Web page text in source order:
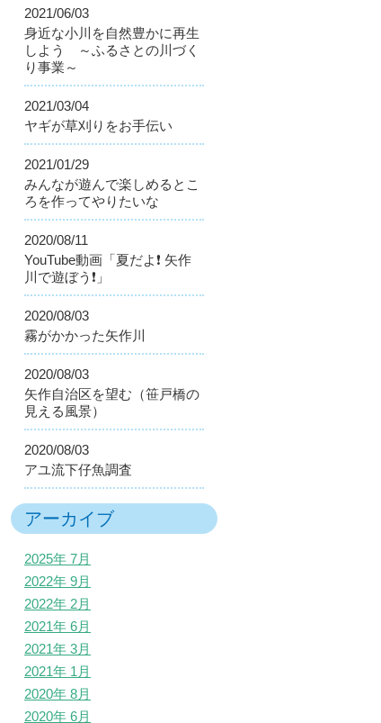
2021/06/03
身近な小川を自然豊かに再生
しよう ～ふるさとの川づく
り事業～
2021/03/04
ヤギが草刈りをお手伝い
2021/01/29
みんなが遊んで楽しめるとこ
ろを作ってやりたいな
2020/08/11
YouTube動画「夏だよ❗️ 矢作
川で遊ぼう❗️」
2020/08/03
霧がかかった矢作川
2020/08/03
矢作自治区を望む（笹戸橋の
見える風景）
2020/08/03
アユ流下仔魚調査
アーカイブ
2025年 7月
2022年 9月
2022年 2月
2021年 6月
2021年 3月
2021年 1月
2020年 8月
2020年 6月